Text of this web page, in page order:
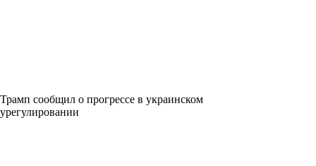
Трамп сообщил о прогрессе в украинском
урегулировании